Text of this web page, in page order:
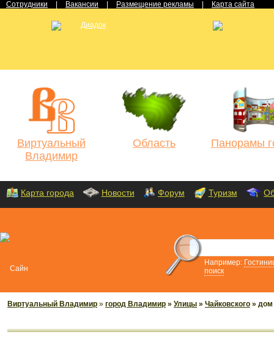
Сотрудники Вакансии Размещение рекламы Карта сайта
Виртуальный
Владимир
Область Панорамы
Карта города Новости Форум Туризм
Например:
поиск
Виртуальный Владимир » город Владимир » Улицы » Чайковского »